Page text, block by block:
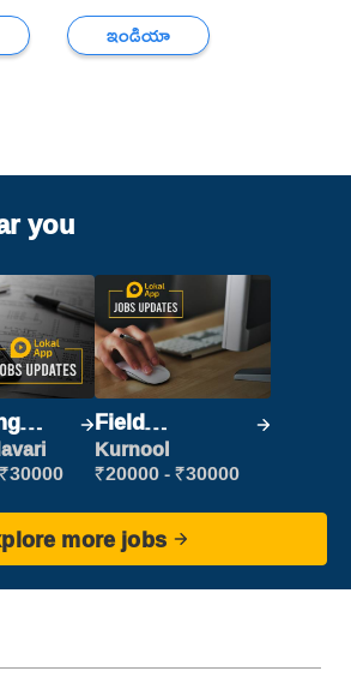
ఇండియా
you
Field
Marketing
Executive
Kurnool
₹20000 - ₹30000
more jobs